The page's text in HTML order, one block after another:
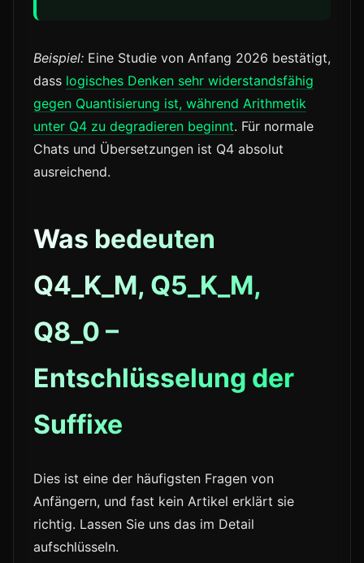
Beispiel: Eine Studie von Anfang 2026 bestätigt,
dass logisches Denken sehr widerstandsfähig
gegen Quantisierung ist, während Arithmetik
unter Q4 zu degradieren beginnt. Für normale
Chats und Übersetzungen ist Q4 absolut
ausreichend.
Was bedeuten
Q4_K_M, Q5_K_M,
Q8_0 –
Entschlüsselung der
Suffixe
Dies ist eine der häufigsten Fragen von
Anfängern, und fast kein Artikel erklärt sie
richtig. Lassen Sie uns das im Detail
aufschlüsseln.